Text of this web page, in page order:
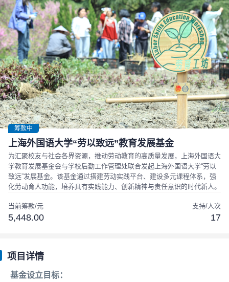
上海外国语大学“劳以致远”教育发展基金
为汇聚校友与社会各界资源，推动劳动教育的高质量发展，上海外国语大
学教育发展基金会与学校后勤工作管理处联合发起上海外国语大学“劳以
致远”发展基金。该基金通过搭建劳动实践平台、建设多元课程体系，强
化劳动育人功能，培养具有实践能力、创新精神与责任意识的时代新人。
当前筹款/元
5,448.00
支持/人次
17
筹款中
项目详情
基金设立目标：